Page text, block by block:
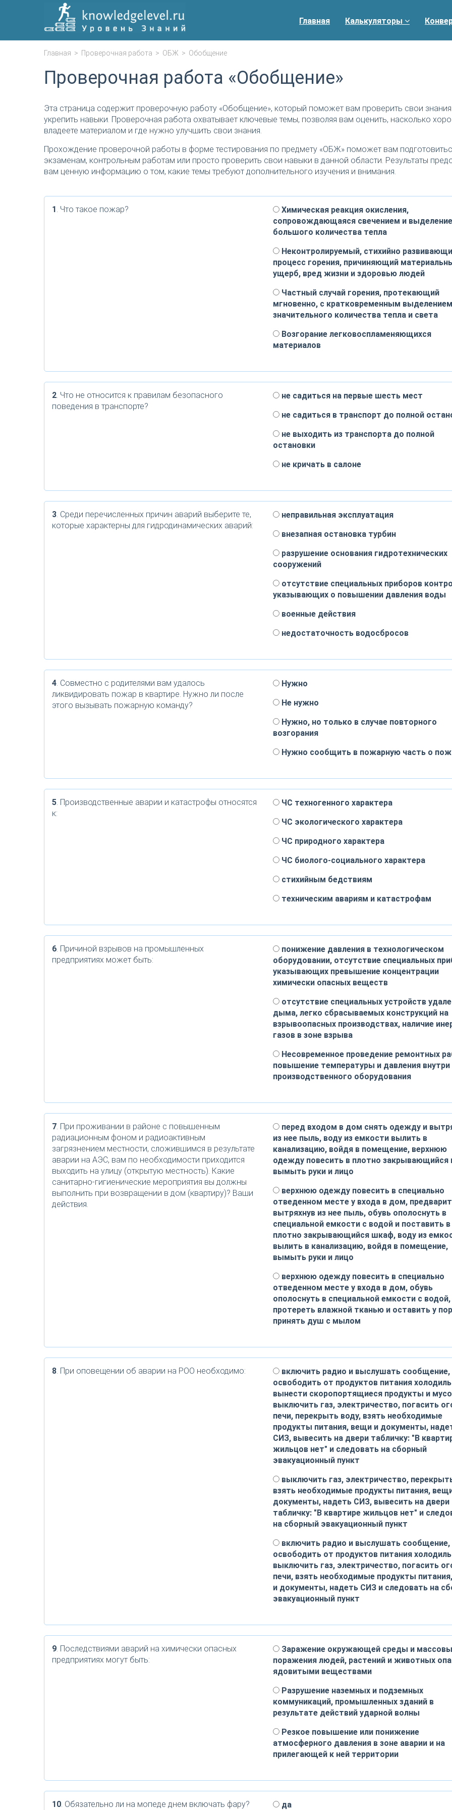
Главная Калькуляторы
Главная > Проверочная работа > ОБЖ > Обобщение
Проверочная работа «Обобщение»
Эта страница содержит проверочную работу «Обобщение», который поможет вам проверить свои
укрепить навыки. Проверочная работа охватывает ключевые темы, позволяя вам оценить, насколько
владеете материалом и где нужно улучшить свои знания.
Прохождение проверочной работы в форме тестирования по предмету «ОБЖ» поможет вам
экзаменам, контрольным работам или просто проверить свои навыки в данной области. Результаты
вам ценную информацию о том, какие темы требуют дополнительного изучения и внимания.
1. Что такое пожар?
Химическая реакция окисления,
сопровождающаяся свечением и
большого количества тепла
Неконтролируемый, стихийно
процесс горения, причиняющий
ущерб, вред жизни и здоровью людей
Частный случай горения, протекающий
мгновенно, с кратковременным выделением
значительного количества тепла и света
Возгорание легковоспламеняющихся
материалов
2. Что не относится к правилам безопасного
поведения в транспорте?
не садиться на первые шесть мест
не садиться в транспорт до полной
не выходить из транспорта до полной
остановки
не кричать в салоне
3. Среди перечисленных причин аварий выберите те,
которые характерны для гидродинамических аварий:
неправильная эксплуатация
внезапная остановка турбин
разрушение основания гидротехнических
сооружений
отсутствие специальных приборов
указывающих о повышении давления воды
военные действия
недостаточность водосбросов
4. Совместно с родителями вам удалось
ликвидировать пожар в квартире. Нужно ли после
этого вызывать пожарную команду?
Нужно
Не нужно
Нужно, но только в случае повторного
возгорания
Нужно сообщить в пожарную часть о
5. Производственные аварии и катастрофы относятся
к:
ЧС техногенного характера
ЧС экологического характера
ЧС природного характера
ЧС биолого-социального характера
стихийным бедствиям
техническим авариям и катастрофам
6. Причиной взрывов на промышленных
предприятиях может быть:
понижение давления в технологическом
оборудовании, отсутствие специальных
указывающих превышение концентрации
химически опасных веществ
отсутствие специальных устройств
дыма, легко сбрасываемых конструкций на
взрывоопасных производствах, наличие
газов в зоне взрыва
Несовременное проведение ремонтных
повышение температуры и давления внутри
производственного оборудования
7. При проживании в районе с повышенным
радиационным фоном и радиоактивным
загрязнением местности, сложившимся в результате
аварии на АЭС, вам по необходимости приходится
выходить на улицу (открытую местность). Какие
санитарно-гигиенические мероприятия вы должны
выполнить при возвращении в дом (квартиру)? Ваши
действия.
перед входом в дом снять одежду и
из нее пыль, воду из емкости вылить в
канализацию, войдя в помещение, верхнюю
одежду повесить в плотно
вымыть руки и лицо
верхнюю одежду повесить в специально
отведенном месте у входа в дом,
вытряхнув из нее пыль, обувь ополоснуть в
специальной емкости с водой и поставить в
плотно закрывающийся шкаф, воду из
вылить в канализацию, войдя в помещение,
вымыть руки и лицо
верхнюю одежду повесить в специально
отведенном месте у входа в дом, обувь
ополоснуть в специальной емкости с водой,
протереть влажной тканью и оставить у
принять душ с мылом
8. При оповещении об аварии на РОО необходимо:
включить радио и выслушать сообщение,
освободить от продуктов питания
вынести скоропортящиеся продукты и
выключить газ, электричество, погасить
печи, перекрыть воду, взять необходимые
продукты питания, вещи и документы,
СИЗ, вывесить на двери табличку: "В
жильцов нет" и следовать на сборный
эвакуационный пункт
выключить газ, электричество,
взять необходимые продукты питания,
документы, надеть СИЗ, вывесить на двери
табличку: "В квартире жильцов нет" и
на сборный эвакуационный пункт
включить радио и выслушать сообщение,
освободить от продуктов питания
выключить газ, электричество, погасить
печи, взять необходимые продукты
и документы, надеть СИЗ и следовать на
эвакуационный пункт
9. Последствиями аварий на химически опасных
предприятиях могут быть:
Заражение окружающей среды и
поражения людей, растений и животных
ядовитыми веществами
Разрушение наземных и подземных
коммуникаций, промышленных зданий в
результате действий ударной волны
Резкое повышение или понижение
атмосферного давления в зоне аварии и на
прилегающей к ней территории
10. Обязательно ли на мопеде днем включать фару? да